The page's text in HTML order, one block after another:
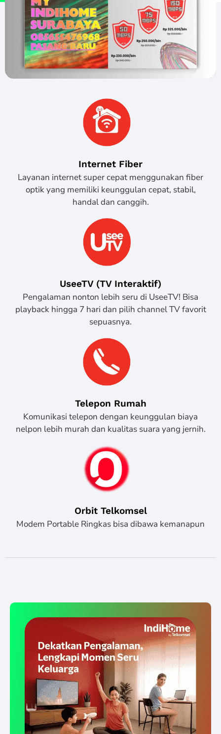
Internet Fiber
Layanan internet super cepat menggunakan fiber
optik yang memiliki keunggulan cepat, stabil,
handal dan canggih.
UseeTV (TV Interaktif)
Pengalaman nonton lebih seru di UseeTV! Bisa
playback hingga 7 hari dan pilih channel TV favorit
sepuasnya.
Telepon Rumah
Komunikasi telepon dengan keunggulan biaya
nelpon lebih murah dan kualitas suara yang jernih.
Orbit Telkomsel
Modem Portable Ringkas bisa dibawa kemanapun